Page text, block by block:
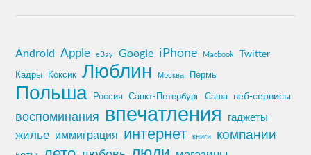
Android Apple eBay Google iPhone Macbook Twitter
Кадры Коксик Люблин Москва Пермь
Польша Россия Санкт-Петербург Саша веб-сервисы
воспоминания впечатления гаджеты
жилье иммиграция интернет книги компании